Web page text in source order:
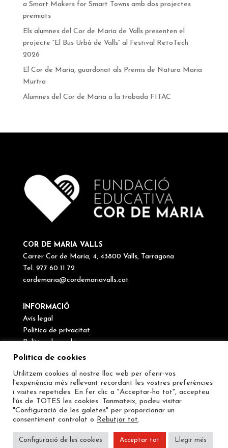
a Smart Makers for Smart Towns amb dos projectes
premiats
Els alumnes del Cor de Maria de Valls presenten el
projecte “El Bus Urbà de Valls” al Festival RetoTech
2026
El Cor de Maria, guardonat als Premis de Natura Maria
Murtra
Alumnes del Cor de Maria a la trobada FITAC
COR DE MARIA VALLS
Carrer Cor de Maria, 4, 43800 Valls, Tarragona
Tel. 977 60 11 72
cordemaria@cordemariavalls.cat
INFORMACIÖ
Avís legal
Política de privacitat
Política de cookies
Canal de denúncies
SEGUEIX-NOS
Política de cookies
Utilitzem cookies al nostre lloc web per oferir-vos
l'experiència més rellevant recordant les vostres preferències
i visites repetides. En fer clic a "Acceptar-ho tot", accepteu
l'ús de TOTES les cookies. Tanmateix, podeu visitar
"Configuració de les galetes" per proporcionar un
consentiment controlat o Rebutjar tot.
Configuració de les cookies Acceptar tot Llegir més